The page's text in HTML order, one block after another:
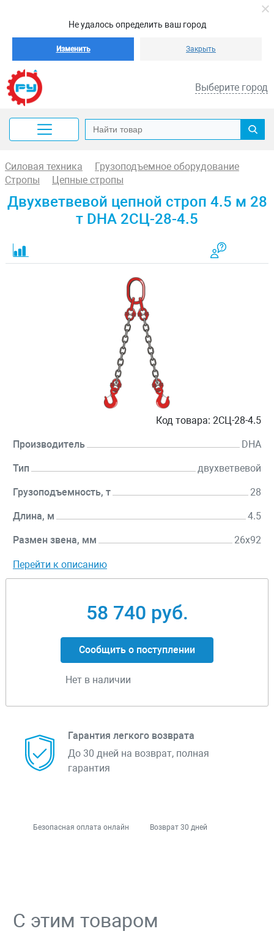
Не удалось определить ваш город
Изменить Закрыть
Выберите город
Силовая техника
Грузоподъемное оборудование
Стропы
Цепные стропы
Двухветвевой цепной строп 4.5 м 28
т DHA 2СЦ-28-4.5
Код товара: 2СЦ-28-4.5
Производитель DHA
Тип двухветвевой
Грузоподъемность, т 28
Длина, м 4.5
Размен звена, мм 26х92
Перейти к описанию
58 740 руб.
Сообщить о поступлении
Нет в наличии
Гарантия легкого возврата
До 30 дней на возврат, полная
гарантия
Безопасная оплата онлайн Возврат 30 дней
С этим товаром